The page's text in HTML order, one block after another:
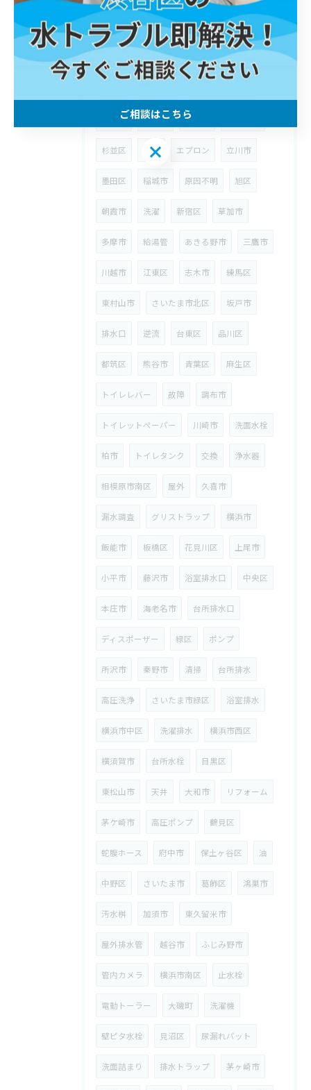
埼玉県 狭山市 ウォーターハンマー
台所 八潮市 漏水 修理
高津区 給水管 宮前区
杉並区 浴室 エプロン 立川市
墨田区 稲城市 原因不明 旭区
朝霞市 洗濯 新宿区 草加市
多摩市 給湯管 あきる野市 三鷹市
川越市 江東区 志木市 練馬区
東村山市 さいたま市北区 坂戸市
排水口 逆流 台東区 品川区
都筑区 熊谷市 青葉区 麻生区
トイレレバー 故障 調布市
トイレットペーパー 川崎市 洗面水栓
柏市 トイレタンク 交換 浄水器
相模原市南区 屋外 久喜市
漏水調査 グリストラップ 横浜市
飯能市 板橋区 花見川区 上尾市
小平市 藤沢市 浴室排水口 中央区
本庄市 海老名市 台所排水口
ディスポーザー 緑区 ポンプ
所沢市 秦野市 清掃 台所排水
高圧洗浄 さいたま市緑区 浴室排水
横浜市中区 洗濯排水 横浜市西区
横須賀市 台所水栓 目黒区
東松山市 天井 大和市 リフォーム
茅ケ崎市 高圧ポンプ 鶴見区
蛇腹ホース 府中市 保土ヶ谷区 油
中野区 さいたま市 葛飾区 鴻巣市
汚水桝 加須市 東久留米市
屋外排水管 越谷市 ふじみ野市
管内カメラ 横浜市南区 止水栓
電動トーラー 大磯町 洗濯機
壁ピタ水栓 見沼区 尿漏れパット
洗面詰まり 排水トラップ 茅ヶ崎市
ご相談はこちら
ご相談はこちら